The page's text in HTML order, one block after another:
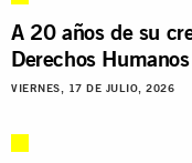
A 20 años de su
Derechos
VIERNES, 17 DE JULIO, 2026